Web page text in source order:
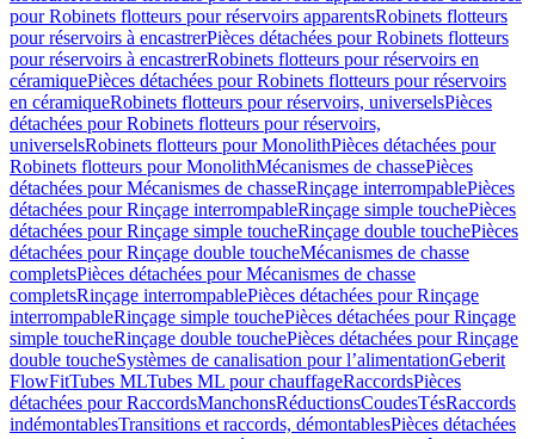
pour Robinets flotteurs pour réservoirs apparentsRobinets flotteurs
pour réservoirs à encastrerPièces détachées pour Robinets flotteurs
pour réservoirs à encastrerRobinets flotteurs pour réservoirs en
céramiquePièces détachées pour Robinets flotteurs pour réservoirs
en céramiqueRobinets flotteurs pour réservoirs, universelsPièces
détachées pour Robinets flotteurs pour réservoirs,
universelsRobinets flotteurs pour MonolithPièces détachées pour
Robinets flotteurs pour MonolithMécanismes de chassePièces
détachées pour Mécanismes de chasseRinçage interrompablePièces
détachées pour Rinçage interrompableRinçage simple touchePièces
détachées pour Rinçage simple toucheRinçage double touchePièces
détachées pour Rinçage double toucheMécanismes de chasse
completsPièces détachées pour Mécanismes de chasse
completsRinçage interrompablePièces détachées pour Rinçage
interrompableRinçage simple touchePièces détachées pour Rinçage
simple toucheRinçage double touchePièces détachées pour Rinçage
double toucheSystèmes de canalisation pour l’alimentationGeberit
FlowFitTubes MLTubes ML pour chauffageRaccordsPièces
détachées pour RaccordsManchonsRéductionsCoudesTésRaccords
indémontablesTransitions et raccords, démontablesPièces détachées